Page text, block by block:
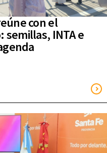
con el
semillas, INTA e